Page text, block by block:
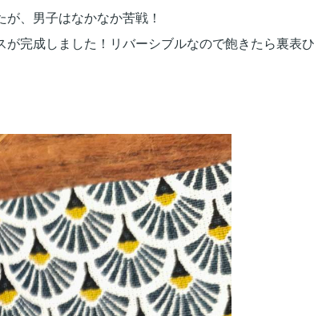
が、男子はなかなか苦戦！
が完成しました ！リバーシブルなので飽きたら裏表